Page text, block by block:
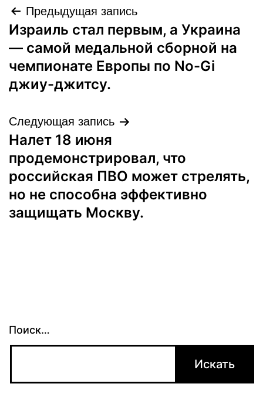
Навигация
по
записям
Предыдущая запись
Израиль стал первым, а Украина
— самой медальной сборной на
чемпионате Европы по No-Gi
джиу-джитсу.
Следующая запись
Налет 18 июня
продемонстрировал, что
российская ПВО может стрелять,
но не способна эффективно
защищать Москву.
Поиск…